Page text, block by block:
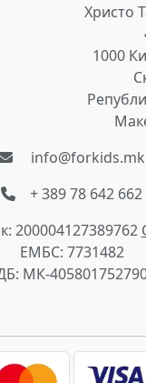
Христо
1000
info@forkids.mk
+ 389 78 642 662
200004127389762
ЕМБС: 7731482
МК-